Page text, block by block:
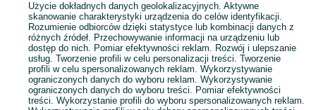
Użycie dokładnych danych geolokalizacyjnych. Aktywne
skanowanie charakterystyki urządzenia do celów identyfikacji.
Rozumienie odbiorców dzięki statystyce lub kombinacji danych z
różnych źródeł. Przechowywanie informacji na urządzeniu lub
dostęp do nich. Pomiar efektywności reklam. Rozwój i ulepszanie
usług. Tworzenie profili w celu personalizacji treści. Tworzenie
profili w celu spersonalizowanych reklam. Wykorzystywanie
ograniczonych danych do wyboru reklam. Wykorzystywanie
ograniczonych danych do wyboru treści. Pomiar efektywności
treści. Wykorzystanie profili do wyboru spersonalizowanych reklam.